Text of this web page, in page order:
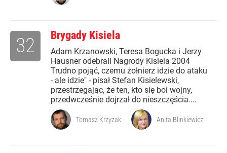
Brygady Kisiela
Adam Krzanowski, Teresa Bogucka i Jerzy
Hausner odebrali Nagrody Kisiela 2004
Trudno pojąć, czemu żołnierz idzie do ataku
- ale idzie" - pisał Stefan Kisielewski,
przestrzegając, że ten, kto się boi wojny,
przedwcześnie dojrzał do nieszczęścia....
32
Tomasz Krzyżak Anita Blinkiewicz